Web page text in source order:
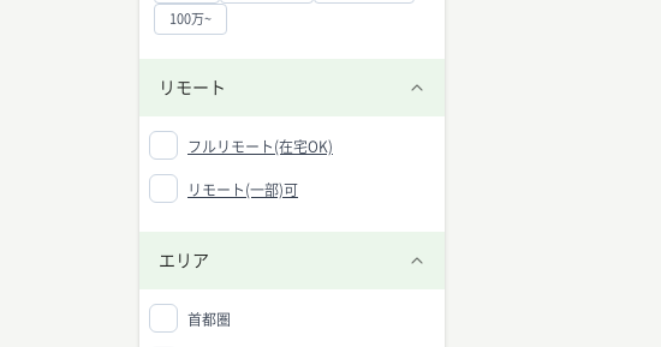
100万~
リモート
フルリモート(在宅OK)
リモート(一部)可
エリア
首都圏